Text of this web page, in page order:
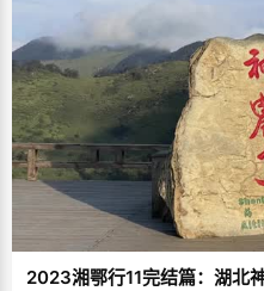
2023湘鄂行11完结篇：湖北